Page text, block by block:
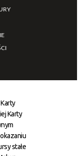
Karty
stałe